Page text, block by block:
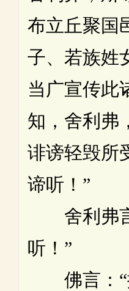
布立丘聚国
子、若族姓
当广宣传此
知，舍利弗
诽谤轻毁所
谛听！”
舍利弗言
听！”
佛言：“